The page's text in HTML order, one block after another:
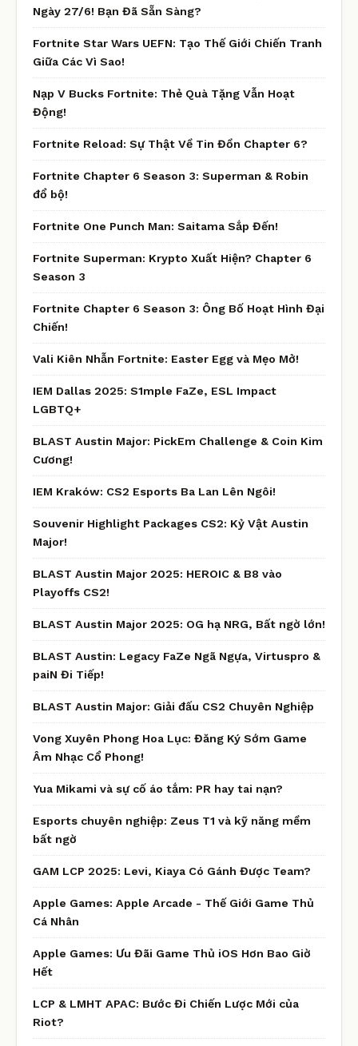
Ngày 27/6! Bạn Đã Sẵn Sàng?
Fortnite Star Wars UEFN: Tạo Thế Giới Chiến Tranh
Giữa Các Vì Sao!
Nạp V Bucks Fortnite: Thẻ Quà Tặng Vẫn Hoạt
Động!
Fortnite Reload: Sự Thật Về Tin Đồn Chapter 6?
Fortnite Chapter 6 Season 3: Superman & Robin
đổ bộ!
Fortnite One Punch Man: Saitama Sắp Đến!
Fortnite Superman: Krypto Xuất Hiện? Chapter 6
Season 3
Fortnite Chapter 6 Season 3: Ông Bố Hoạt Hình Đại
Chiến!
Vali Kiên Nhẫn Fortnite: Easter Egg và Mẹo Mở!
IEM Dallas 2025: S1mple FaZe, ESL Impact
LGBTQ+
BLAST Austin Major: PickEm Challenge & Coin Kim
Cương!
IEM Kraków: CS2 Esports Ba Lan Lên Ngôi!
Souvenir Highlight Packages CS2: Kỷ Vật Austin
Major!
BLAST Austin Major 2025: HEROIC & B8 vào
Playoffs CS2!
BLAST Austin Major 2025: OG hạ NRG, Bất ngờ lớn!
BLAST Austin: Legacy FaZe Ngã Ngựa, Virtuspro &
paiN Đi Tiếp!
BLAST Austin Major: Giải đấu CS2 Chuyên Nghiệp
Vong Xuyên Phong Hoa Lục: Đăng Ký Sớm Game
Âm Nhạc Cổ Phong!
Yua Mikami và sự cố áo tắm: PR hay tai nạn?
Esports chuyên nghiệp: Zeus T1 và kỹ năng mềm
bất ngờ
GAM LCP 2025: Levi, Kiaya Có Gánh Được Team?
Apple Games: Apple Arcade - Thế Giới Game Thủ
Cá Nhân
Apple Games: Ưu Đãi Game Thủ iOS Hơn Bao Giờ
Hết
LCP & LMHT APAC: Bước Đi Chiến Lược Mới của
Riot?